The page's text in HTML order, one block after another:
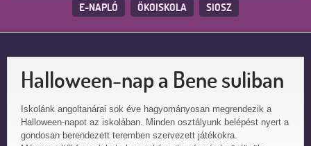
E-NAPLÓ
ÖKOISKOLA SIOSZ
Halloween-nap a Bene suliban
Iskolánk angoltanárai sok éve hagyományosan megrendezik a
Halloween-napot az iskolában. Minden osztályunk belépést nyert a
gondosan berendezett teremben szervezett játékokra.